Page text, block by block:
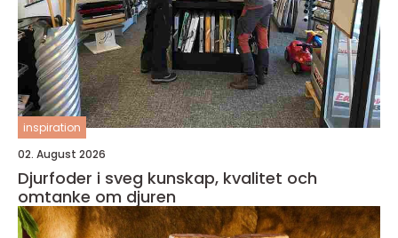
inspiration
02. August 2026
Djurfoder i sveg kunskap, kvalitet och
omtanke om djuren